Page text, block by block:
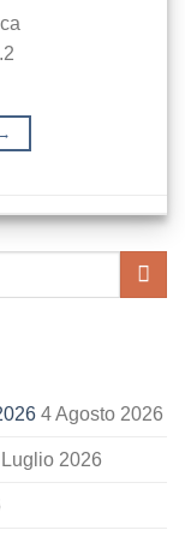
→
4 Agosto 2026
2026